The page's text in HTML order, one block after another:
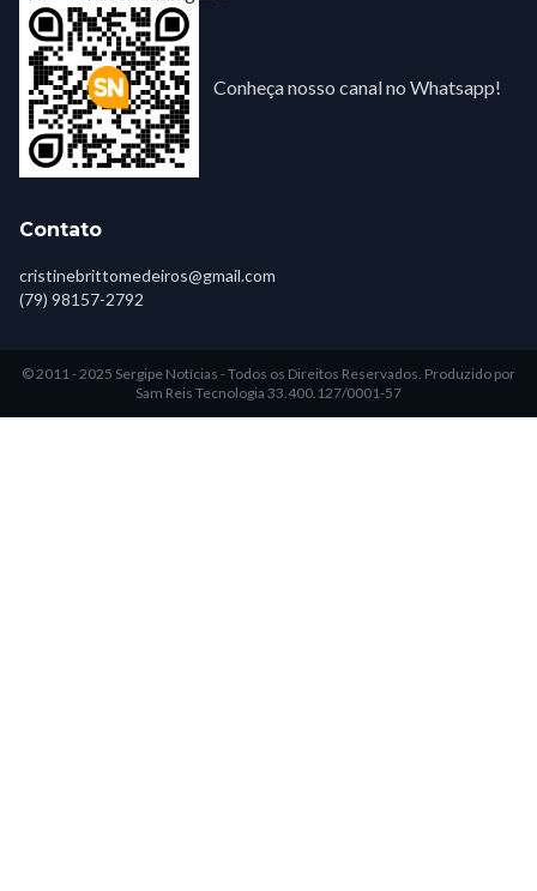
Conheça nosso canal no Whatsapp!
Contato
cristinebrittomedeiros@gmail.com
(79) 98157-2792
© 2011 - 2025 Sergipe Notícias - Todos os Direitos Reservados. Produzido por
Sam Reis Tecnologia 33.400.127/0001-57